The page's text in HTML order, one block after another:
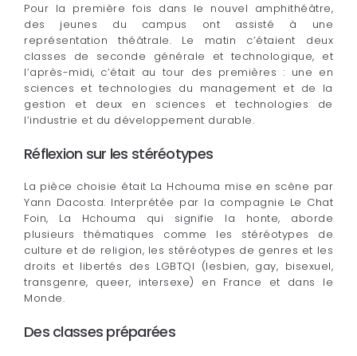
Pour la première fois dans le nouvel amphithéâtre,
des jeunes du campus ont assisté à une
représentation théâtrale. Le matin c’étaient deux
classes de seconde générale et technologique, et
l’après-midi, c’était au tour des premières : une en
sciences et technologies du management et de la
gestion et deux en sciences et technologies de
l’industrie et du développement durable.
Réflexion sur les stéréotypes
La pièce choisie était La Hchouma mise en scène par
Yann Dacosta. Interprétée par la compagnie Le Chat
Foin, La Hchouma qui signifie la honte, aborde
plusieurs thématiques comme les stéréotypes de
culture et de religion, les stéréotypes de genres et les
droits et libertés des LGBTQI (lesbien, gay, bisexuel,
transgenre, queer, intersexe) en France et dans le
Monde.
Des classes préparées